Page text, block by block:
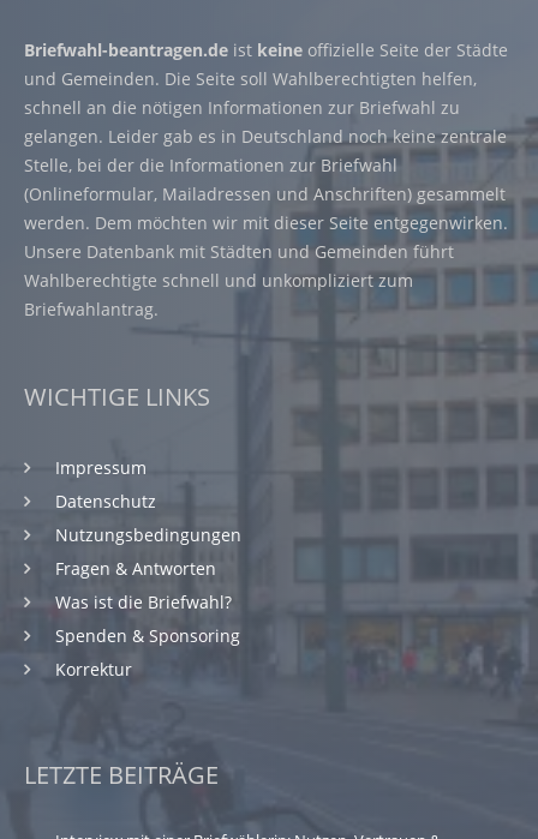
Briefwahl-beantragen.de ist keine offizielle Seite der Städte
und Gemeinden. Die Seite soll Wahlberechtigten helfen,
schnell an die nötigen Informationen zur Briefwahl zu
gelangen. Leider gab es in Deutschland noch keine zentrale
Stelle, bei der die Informationen zur Briefwahl
(Onlineformular, Mailadressen und Anschriften) gesammelt
werden. Dem möchten wir mit dieser Seite entgegenwirken.
Unsere Datenbank mit Städten und Gemeinden führt
Wahlberechtigte schnell und unkompliziert zum
Briefwahlantrag.
WICHTIGE LINKS
Impressum
Datenschutz
Nutzungsbedingungen
Fragen & Antworten
Was ist die Briefwahl?
Spenden & Sponsoring
Korrektur
LETZTE BEITRÄGE